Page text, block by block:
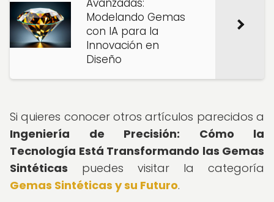
Avanzadas:
Modelando Gemas
con IA para la
Innovación en
Diseño
Si quieres conocer otros artículos parecidos a
Ingeniería de Precisión: Cómo la
Tecnología Está Transformando las Gemas
Sintéticas puedes visitar la categoría
Gemas Sintéticas y su Futuro.